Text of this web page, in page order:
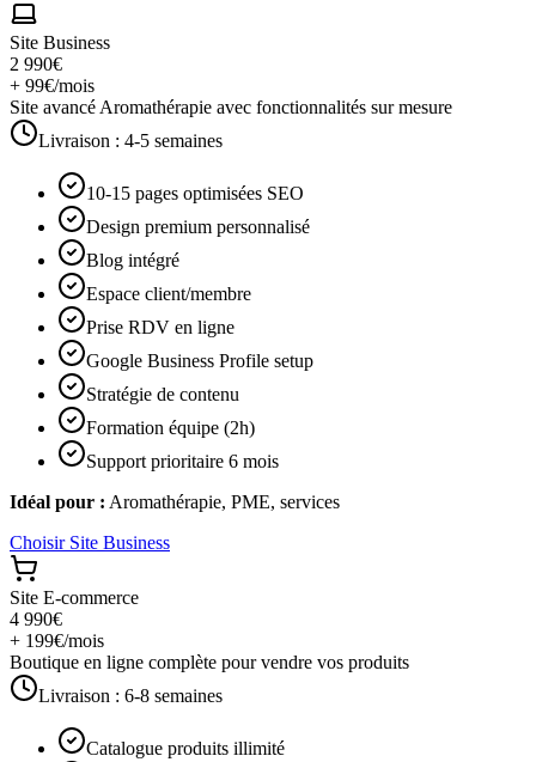
Site Business
2 990€
+ 99€/mois
Site avancé Aromathérapie avec fonctionnalités sur mesure
Livraison : 4-5 semaines
10-15 pages optimisées SEO
Design premium personnalisé
Blog intégré
Espace client/membre
Prise RDV en ligne
Google Business Profile setup
Stratégie de contenu
Formation équipe (2h)
Support prioritaire 6 mois
Idéal pour : Aromathérapie, PME, services
Choisir Site Business
Site E-commerce
4 990€
+ 199€/mois
Boutique en ligne complète pour vendre vos produits
Livraison : 6-8 semaines
Catalogue produits illimité